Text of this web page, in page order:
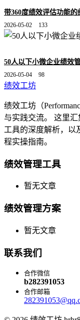
带360度绩效评估功能
2026-05-02 133
50人以下小微企业绩效
2026-05-04 98
绩效工坊
绩效工坊（
与实践交流。 这里
工具的深度解析，以
程实操指南。
绩效管理工具
暂无文章
绩效管理方案
暂无文章
联系我们
合作微信
b282391053
合作邮箱